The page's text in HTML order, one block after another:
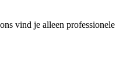
vind je alleen